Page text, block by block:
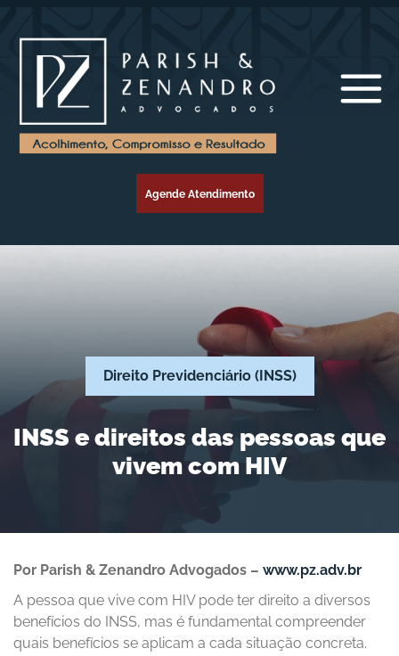
Agende Atendimento
Direito Previdenciário (INSS)
INSS e direitos das pessoas que
vivem com HIV
Por Parish & Zenandro Advogados – www.pz.adv.br
A pessoa que vive com HIV pode ter direito a diversos
benefícios do INSS, mas é fundamental compreender
quais benefícios se aplicam a cada situação concreta.